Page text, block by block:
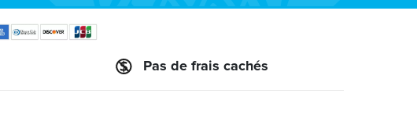
Pas de frais cachés